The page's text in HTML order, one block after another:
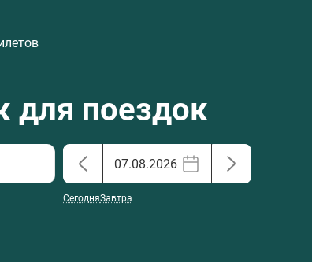
для поездок
СегодняЗавтра